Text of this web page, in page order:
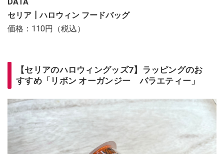
セリア┃ハロウィン フードバッグ
価格：110円（税込）
【セリアのハロウィングッズ7】ラッピングのお
すすめ「リボン オーガンジー バラエティー」